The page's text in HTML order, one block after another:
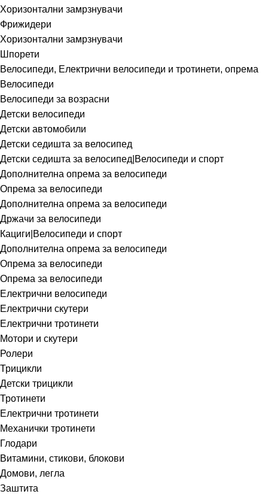
Хоризонтални замрзнувачи
Фрижидери
Хоризонтални замрзнувачи
Шпорети
Велосипеди, Електрични велосипеди и тротинети, опрема
Велосипеди
Велосипеди за возрасни
Детски велосипеди
Детски автомобили
Детски седишта за велосипед
Детски седишта за велосипед|Велосипеди и спорт
Дополнителна опрема за велосипеди
Опрема за велосипеди
Дополнителна опрема за велосипеди
Држачи за велосипеди
Кациги|Велосипеди и спорт
Дополнителна опрема за велосипеди
Опрема за велосипеди
Опрема за велосипеди
Електрични велосипеди
Електрични скутери
Електрични тротинети
Мотори и скутери
Ролери
Трицикли
Детски трицикли
Тротинети
Електрични тротинети
Механички тротинети
Глодари
Витамини, стикови, блокови
Домови, легла
Заштита